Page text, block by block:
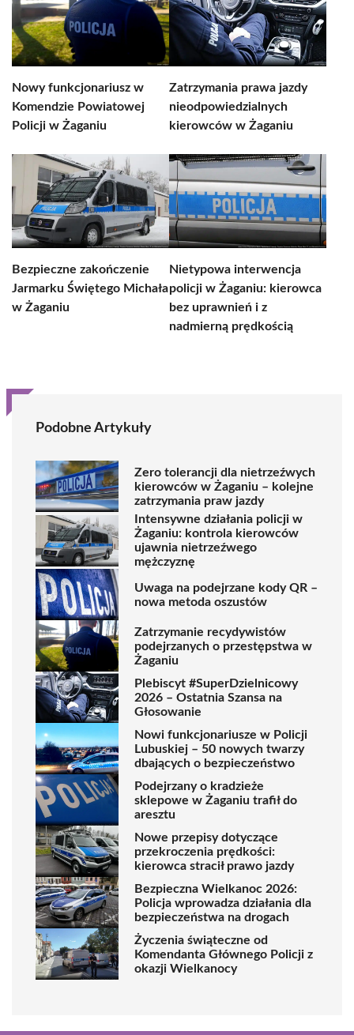
Nowy funkcjonariusz w
Komendzie Powiatowej
Policji w Żaganiu
Zatrzymania prawa jazdy
nieodpowiedzialnych
kierowców w Żaganiu
Bezpieczne zakończenie
Jarmarku Świętego Michała
w Żaganiu
Nietypowa interwencja
policji w Żaganiu: kierowca
bez uprawnień i z
nadmierną prędkością
Podobne Artykuły
Zero tolerancji dla nietrzeźwych
kierowców w Żaganiu – kolejne
zatrzymania praw jazdy
Intensywne działania policji w
Żaganiu: kontrola kierowców
ujawnia nietrzeźwego
mężczyznę
Uwaga na podejrzane kody QR –
nowa metoda oszustów
Zatrzymanie recydywistów
podejrzanych o przestępstwa w
Żaganiu
Plebiscyt #SuperDzielnicowy
2026 – Ostatnia Szansa na
Głosowanie
Nowi funkcjonariusze w Policji
Lubuskiej – 50 nowych twarzy
dbających o bezpieczeństwo
Podejrzany o kradzieże
sklepowe w Żaganiu trafił do
aresztu
Nowe przepisy dotyczące
przekroczenia prędkości:
kierowca stracił prawo jazdy
Bezpieczna Wielkanoc 2026:
Policja wprowadza działania dla
bezpieczeństwa na drogach
Życzenia świąteczne od
Komendanta Głównego Policji z
okazji Wielkanocy